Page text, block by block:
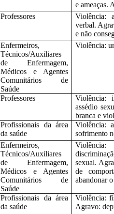
e ameaças.
Professores
Violência:
verbal.
e não
Enfermeiros,
Técnicos/Auxiliares
de Enfermagem,
Médicos e Agentes
Comunitários de
Saúde
Violência:
Professores
Violência:
assédio
branca e
Profissionais da área
da saúde
Violência:
sofrimento
Enfermeiros,
Técnicos/Auxiliares
de Enfermagem,
Médicos e Agentes
Comunitários de
Saúde
sexual.
de
abandonar
Profissionais da área
da saúde
Violência:
Agravo: